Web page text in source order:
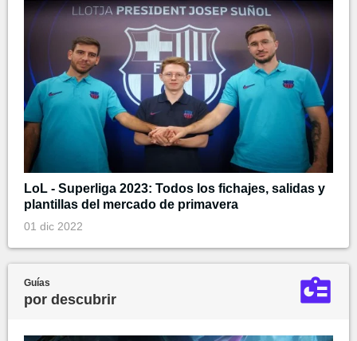
LoL - Superliga 2023: Todos los fichajes, salidas y
plantillas del mercado de primavera
01 dic 2022
Guías
por descubrir